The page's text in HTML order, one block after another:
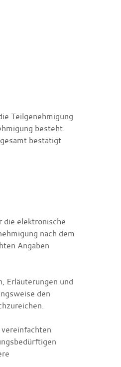
Teilgenehmigung
besteht.
bestätigt
die elektronische
nach dem
Angaben
Erläuterungen und
den